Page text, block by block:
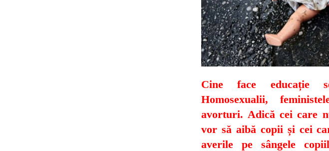
Cine face educație
Homosexualii,
avorturi. Adică cei care
vor să aibă copii și cei
averile pe sângele